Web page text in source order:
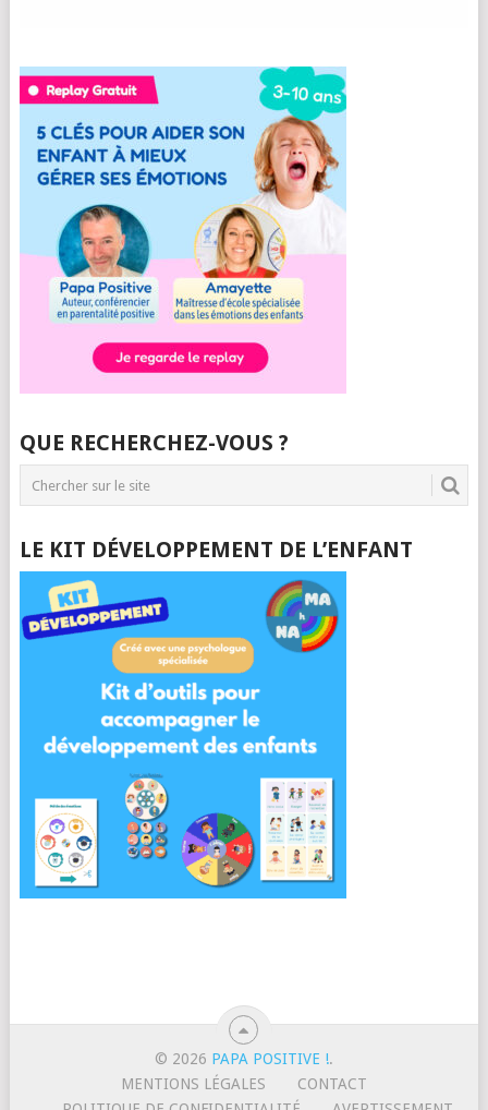
QUE RECHERCHEZ-VOUS ?
LE KIT DÉVELOPPEMENT DE L’ENFANT
© 2026 PAPA POSITIVE !.
MENTIONS LÉGALES
CONTACT